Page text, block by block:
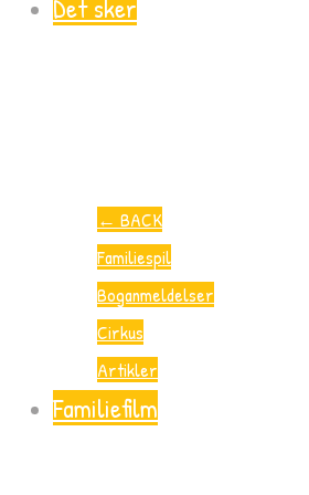
Det sker
← BACK
Familiespil
Boganmeldelser
Cirkus
Artikler
Familiefilm